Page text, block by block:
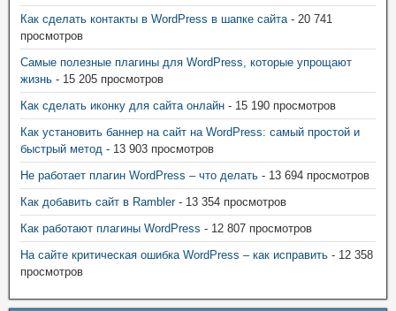
Как сделать контакты в WordPress в шапке сайта - 20 741
просмотров
Самые полезные плагины для WordPress, которые упрощают
жизнь - 15 205 просмотров
Как сделать иконку для сайта онлайн - 15 190 просмотров
Как установить баннер на сайт на WordPress: самый простой и
быстрый метод - 13 903 просмотров
Не работает плагин WordPress – что делать - 13 694 просмотров
Как добавить сайт в Rambler- 13 354 просмотров
Как работают плагины WordPress - 12 807 просмотров
На сайте критическая ошибка WordPress – как исправить - 12 358
просмотров